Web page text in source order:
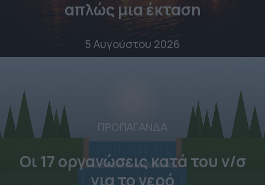
απλώς μια έκταση
5 Αυγούστου 2026
ΠΡΟΠΑΓΑΝΔΑ
Οι 17 οργανώσεις κατά του ν/σ
για το νερό